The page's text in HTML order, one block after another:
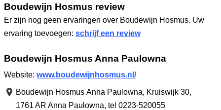
Boudewijn Hosmus review
Er zijn nog geen ervaringen over Boudewijn Hosmus. Uw
ervaring toevoegen: schrijf een review
Boudewijn Hosmus Anna Paulowna
Website: www.boudewijnhosmus.nl/
Boudewijn Hosmus Anna Paulowna, Kruiswijk 30,
1761 AR Anna Paulowna, tel 0223-520055